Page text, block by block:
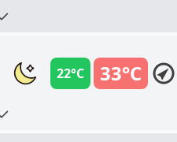
33°C
22°C